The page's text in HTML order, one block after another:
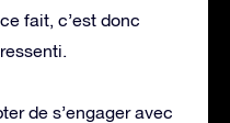
fait, c’est donc
de s’engager avec